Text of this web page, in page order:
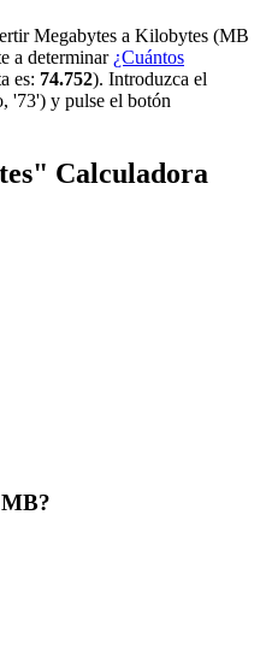
Megabytes a Kilobytes (MB
a determinar ¿Cuántos
es: 74.752). Introduzca el
'73') y pulse el botón
Calculadora